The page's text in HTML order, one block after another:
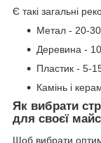
Є такі загальні
Метал - 20-
Деревина -
Пластик - 5-
Камінь і
Як вибрати
для своєї
Щоб вибрати